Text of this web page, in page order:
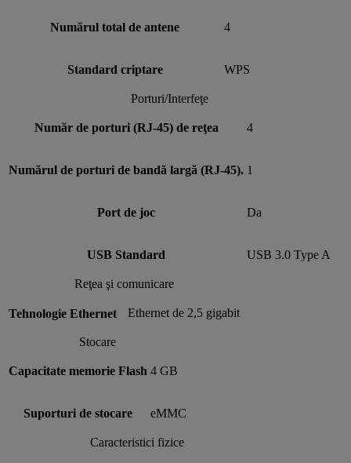
Numărul total de antene 4
Standard criptare WPS
Porturi/Interfeţe
Număr de porturi (RJ-45) de reţea 4
Numărul de porturi de bandă largă (RJ-45). 1
Port de joc Da
USB Standard USB 3.0 Type A
Reţea şi comunicare
Tehnologie Ethernet Ethernet de 2,5 gigabit
Stocare
Capacitate memorie Flash 4 GB
Suporturi de stocare eMMC
Caracteristici fizice